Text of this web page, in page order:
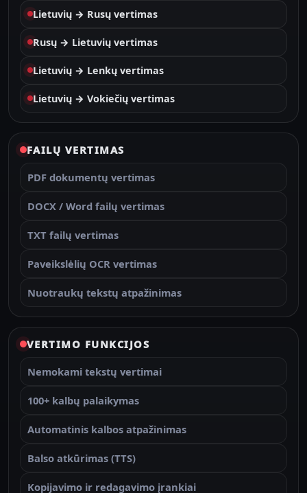
Lietuvių → Rusų vertimas
Rusų → Lietuvių vertimas
Lietuvių → Lenkų vertimas
Lietuvių → Vokiečių vertimas
FAILŲ VERTIMAS
PDF dokumentų vertimas
DOCX / Word failų vertimas
TXT failų vertimas
Paveikslėlių OCR vertimas
Nuotraukų tekstų atpažinimas
VERTIMO FUNKCIJOS
Nemokami tekstų vertimai
100+ kalbų palaikymas
Automatinis kalbos atpažinimas
Balso atkūrimas (TTS)
Kopijavimo ir redagavimo įrankiai